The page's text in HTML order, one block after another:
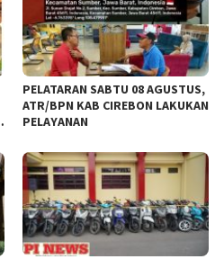
PELATARAN SABTU 08 AGUSTUS,
ATR/BPN KAB CIREBON LAKUKAN
PELAYANAN